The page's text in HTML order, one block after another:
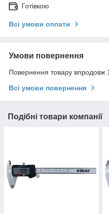
Готівкою
Всі умови оплати
Умови повернення
Повернення товару впродовж
Всі умови повернення
Подібні товари компанії